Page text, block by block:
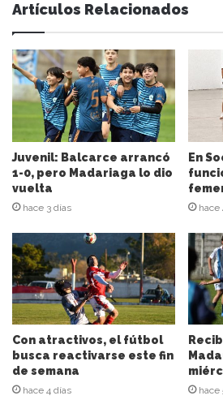
s
u
d
i
r
e
c
i
ó
n
d
c
o
r
r
e
o
e
l
e
c
Artículos Relacionados
Juvenil: Balcarce arrancó
1-0, pero Madariaga lo dio
vuelta
hace 3 días
En
hace
Con atractivos, el fútbol
busca reactivarse este fin
de semana
hace 4 días hace